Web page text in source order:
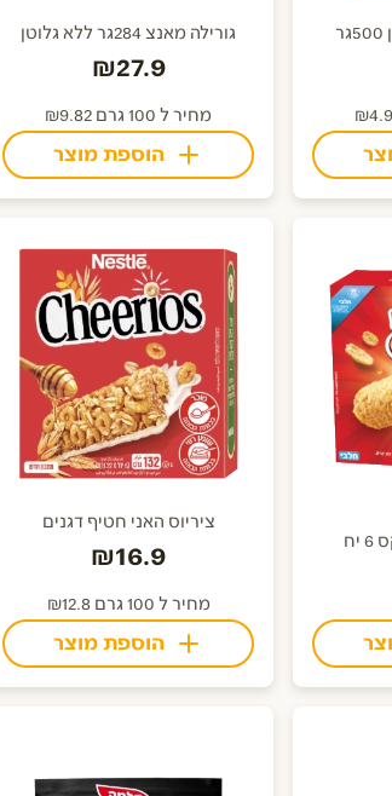
גורילה מאנצ 284גר ללא גלוטן
₪27.9
מחיר ל 100 גרם ₪9.82
הוספת מוצר
ציריוס האני חטיף דגנים
₪16.9
מחיר ל 100 גרם ₪12.8
הוספת מוצר